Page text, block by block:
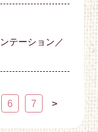
テーション／
6 7 >